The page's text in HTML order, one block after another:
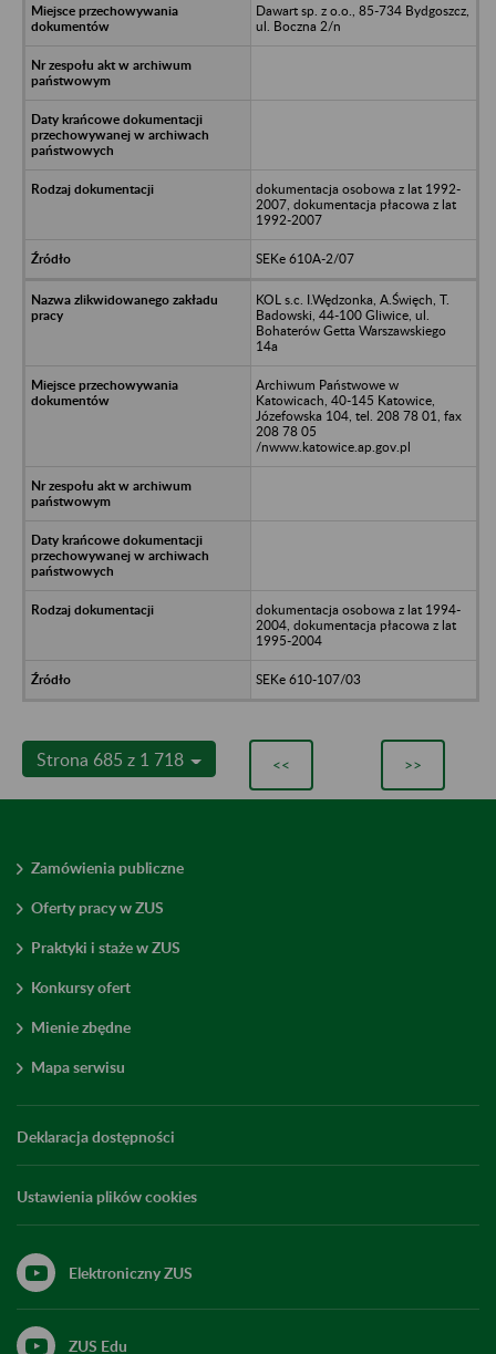
Dawart sp. z o.o., 85-734 Bydgoszcz,
ul. Boczna 2/n
dokumentacja osobowa z lat 1992-
2007, dokumentacja płacowa z lat
1992-2007
SEKe 610A-2/07
KOL s.c. I.Wędzonka, A.Święch, T.
Badowski, 44-100 Gliwice, ul.
Bohaterów Getta Warszawskiego
14a
Archiwum Państwowe w
Katowicach, 40-145 Katowice,
Józefowska 104, tel. 208 78 01, fax
208 78 05
/nwww.katowice.ap.gov.pl
dokumentacja osobowa z lat 1994-
2004, dokumentacja płacowa z lat
1995-2004
SEKe 610-107/03
Strona 685 z 1 718 << >>
Zamówienia publiczne
Oferty pracy w ZUS
Praktyki i staże w ZUS
Konkursy ofert
Mienie zbędne
Mapa serwisu
Deklaracja dostępności
Ustawienia plików cookies
Elektroniczny ZUS
ZUS Edu